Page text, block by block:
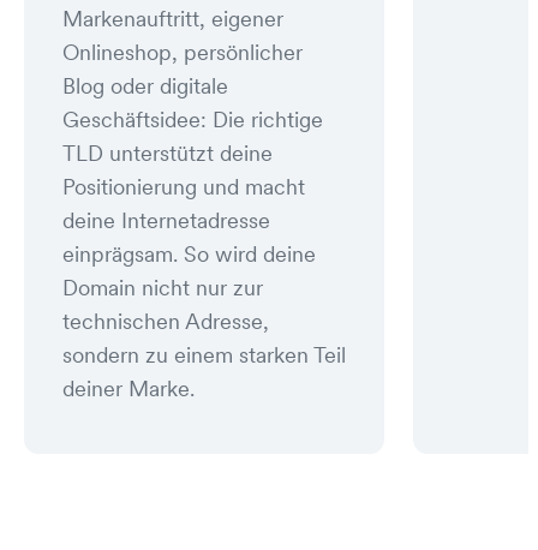
Markenauftritt, eigener
Onlineshop, persönlicher
Blog oder digitale
Geschäftsidee: Die richtige
TLD unterstützt deine
Positionierung und macht
deine Internetadresse
einprägsam. So wird deine
Domain nicht nur zur
technischen Adresse,
sondern zu einem starken Teil
deiner Marke.